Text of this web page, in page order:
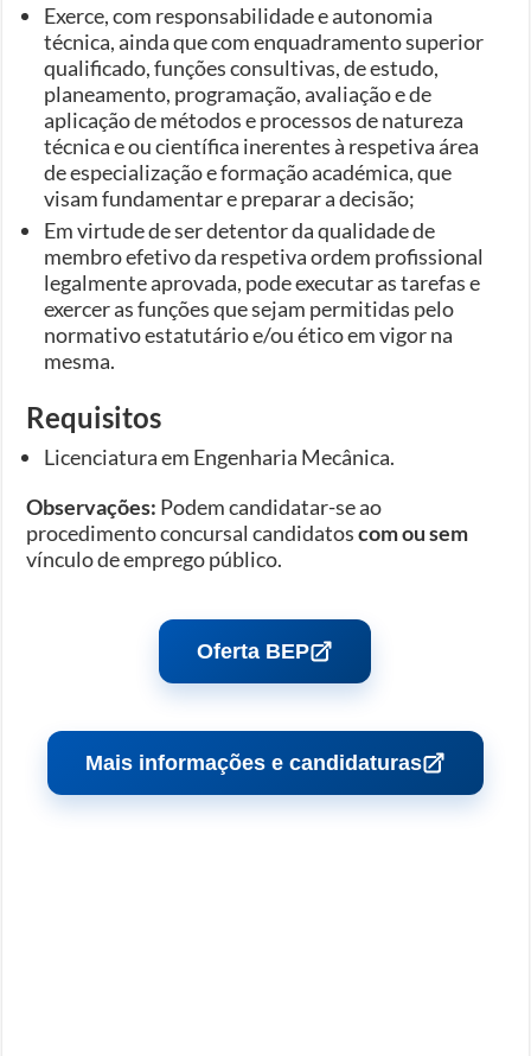
Exerce, com responsabilidade e autonomia
técnica, ainda que com enquadramento superior
qualificado, funções consultivas, de estudo,
planeamento, programação, avaliação e de
aplicação de métodos e processos de natureza
técnica e ou científica inerentes à respetiva área
de especialização e formação académica, que
visam fundamentar e preparar a decisão;
Em virtude de ser detentor da qualidade de
membro efetivo da respetiva ordem profissional
legalmente aprovada, pode executar as tarefas e
exercer as funções que sejam permitidas pelo
normativo estatutário e/ou ético em vigor na
mesma.
Requisitos
Licenciatura em Engenharia Mecânica.
Observações: Podem candidatar-se ao
procedimento concursal candidatoscom ou sem
vínculo de emprego público.
Oferta BEP
Mais informações e candidaturas